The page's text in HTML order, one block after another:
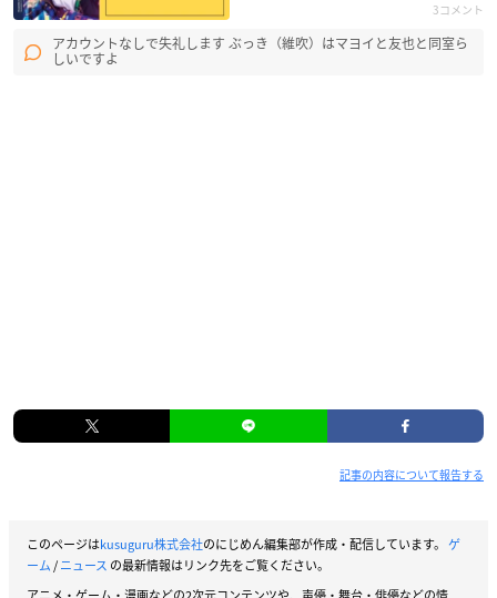
3コメント
アカウントなしで失礼します ぶっき（維吹）はマヨイと友也と同室ら
しいですよ
記事の内容について報告する
このページはkusuguru株式会社のにじめん編集部が作成・配信しています。 ゲ
ーム/ニュース の最新情報はリンク先をご覧ください。